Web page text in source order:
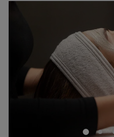
Samstag
Sonntag
Ihr Beauty-Point in Stuttgart